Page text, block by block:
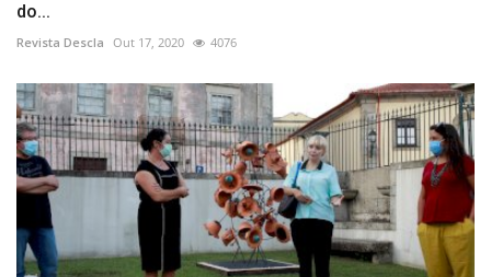
do...
Revista Descla Out 17, 2020 4076